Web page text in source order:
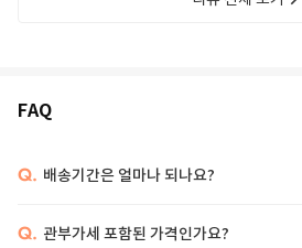
FAQ
Q. 배송기간은 얼마나 되나요?
Q. 관부가세 포함된 가격인가요?